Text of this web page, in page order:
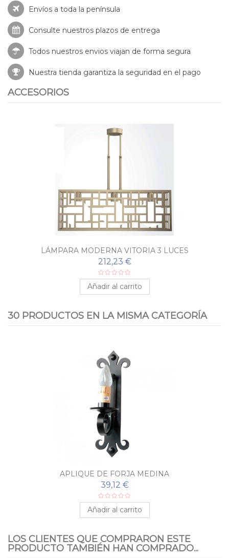
Envíos a toda la península
Consulte nuestros plazos de entrega
Todos nuestros envios viajan de forma segura
Nuestra tienda garantiza la seguridad en el pago
ACCESORIOS
LÁMPARA MODERNA VITORIA 3 LUCES
212,23 €
Añadir al carrito
30 PRODUCTOS EN LA MISMA CATEGORÍA
APLIQUE DE FORJA MEDINA
39,12 €
Añadir al carrito
LOS CLIENTES QUE COMPRARON ESTE
PRODUCTO TAMBIÉN HAN COMPRADO...